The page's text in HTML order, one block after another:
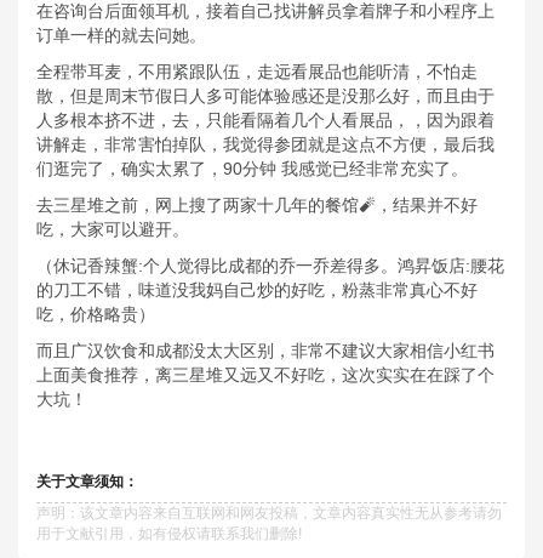
在咨询台后面领耳机，接着自己找讲解员拿着牌子和小程序上
订单一样的就去问她。
全程带耳麦，不用紧跟队伍，走远看展品也能听清，不怕走
散，但是周末节假日人多可能体验感还是没那么好，而且由于
人多根本挤不进，去，只能看隔着几个人看展品，，因为跟着
讲解走，非常害怕掉队，我觉得参团就是这点不方便，最后我
们逛完了，确实太累了，90分钟 我感觉已经非常充实了。
去三星堆之前，网上搜了两家十几年的餐馆🧨，结果并不好
吃，大家可以避开。
（休记香辣蟹:个人觉得比成都的乔一乔差得多。鸿昇饭店:腰花
的刀工不错，味道没我妈自己炒的好吃，粉蒸非常真心不好
吃，价格略贵）
而且广汉饮食和成都没太大区别，非常不建议大家相信小红书
上面美食推荐，离三星堆又远又不好吃，这次实实在在踩了个
大坑！
关于文章须知：
声明：该文章内容来自互联网和网友投稿，文章内容真实性无从参考请勿
用于文献引用，如有侵权请联系我们删除!